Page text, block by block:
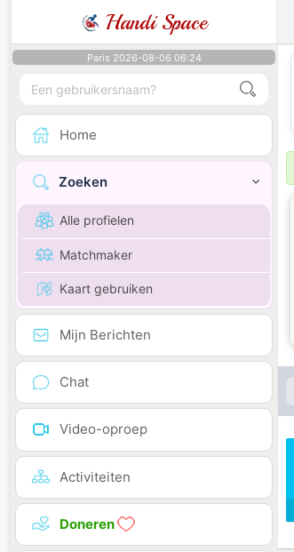
Handi Space
Paris 2026-08-06 06:24
Home
Zoeken
Alle profielen
Matchmaker
Kaart gebruiken
Mijn Berichten
Chat
Video-oproep
Activiteiten
Doneren